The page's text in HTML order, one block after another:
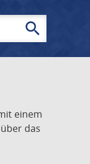
search
einem
das